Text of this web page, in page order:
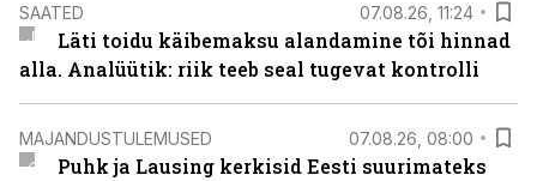
SAATED 07.08.26, 11:24
Läti toidu käibemaksu alandamine tõi hinnad
alla. Analüütik: riik teeb seal tugevat kontrolli
MAJANDUSTULEMUSED 07.08.26, 08:00
Puhk ja Lausing kerkisid Eesti suurimateks